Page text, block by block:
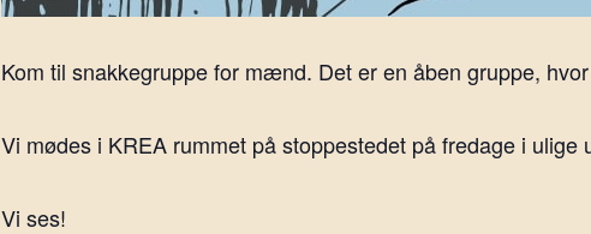
Kom til snakkegruppe for mænd. Det er en åben gruppe,
Vi mødes i KREA rummet på stoppestedet på fredage i ulige
Vi ses!